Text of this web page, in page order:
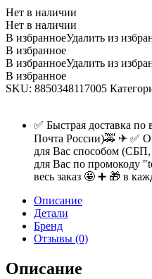
Нет в наличии
Нет в наличии
В избранноеУдалить из
В избранное
В избранноеУдалить из
В избранное
SKU: 8850348117005
✅ Быстрая доставка
Почта России)🚕 ✈ ✅
для Вас способом
для Вас по промокоду
весь заказ 🤩 ➕ 🎁 в
Описание
Детали
Бренд
Отзывы (0)
Описание